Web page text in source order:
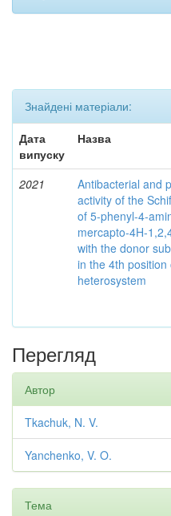
Знайдені матеріали:
Дата
випуску
Назва
2021
Antibacterial and
activity of the
of 5-phenyl-4-
mercapto-4H-
with the donor
in the 4th position
heterosystem
Перегляд
Автор
Tkachuk, N. V.
Yanchenko, V. O.
Тема